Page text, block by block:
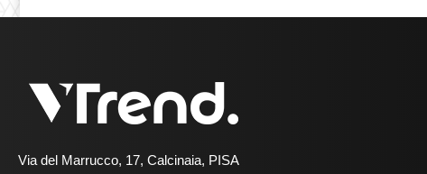
Via del Marrucco, 17, Calcinaia, PISA